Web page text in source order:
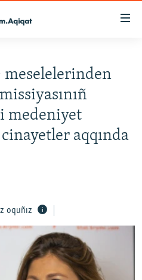
meselelerinden
medeniyet
aqqında
oquñız